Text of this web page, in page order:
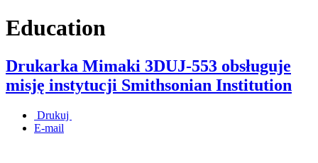
Education
Drukarka Mimaki 3DUJ-553 obsługuje
misję instytucji Smithsonian Institution
Drukuj
E-mail